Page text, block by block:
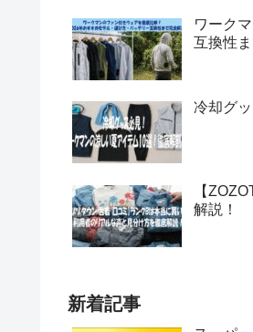
ワーク
互換性
冷却グ
【
解説！
新着記事